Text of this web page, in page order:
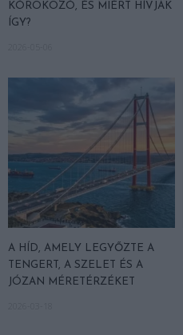
KÓROKOZÓ, ÉS MIÉRT HÍVJÁK
ÍGY?
A HÍD, AMELY LEGYŐZTE A
TENGERT, A SZELET ÉS A
JÓZAN MÉRETÉRZÉKET